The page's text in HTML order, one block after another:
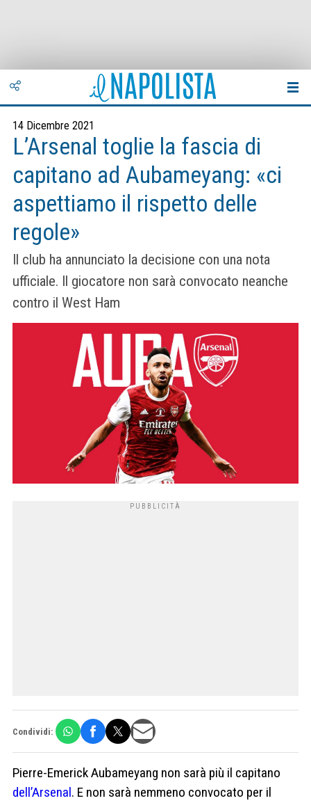
14 Dicembre 2021
L’Arsenal toglie la fascia di
capitano ad Aubameyang: «ci
aspettiamo il rispetto delle
regole»
Il club ha annunciato la decisione con una nota
ufficiale. Il giocatore non sarà convocato neanche
contro il West Ham
Condividi:
Pierre-Emerick Aubameyang non sarà più il capitano
dell’Arsenal. E non sarà nemmeno convocato per il